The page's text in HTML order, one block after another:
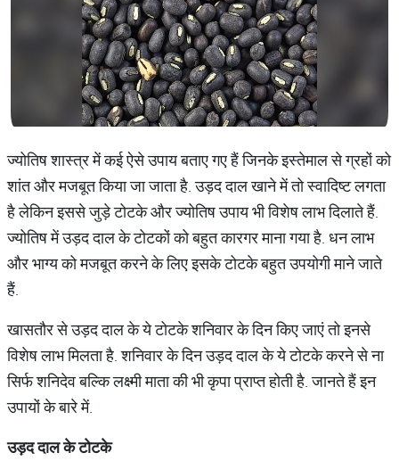
ज्योतिष शास्त्र में कई ऐसे उपाय बताए गए हैं जिनके इस्तेमाल से ग्रहों को
शांत और मजबूत किया जा जाता है. उड़द दाल खाने में तो स्वादिष्ट लगता
है लेकिन इससे जुड़े टोटके और ज्योतिष उपाय भी विशेष लाभ दिलाते हैं.
ज्योतिष में उड़द दाल के टोटकों को बहुत कारगर माना गया है. धन लाभ
और भाग्य को मजबूत करने के लिए इसके टोटके बहुत उपयोगी माने जाते
हैं.
खासतौर से उड़द दाल के ये टोटके शनिवार के दिन किए जाएं तो इनसे
विशेष लाभ मिलता है. शनिवार के दिन उड़द दाल के ये टोटके करने से ना
सिर्फ शनिदेव बल्कि लक्ष्मी माता की भी कृपा प्राप्त होती है. जानते हैं इन
उपायों के बारे में.
उड़द दाल के टोटके